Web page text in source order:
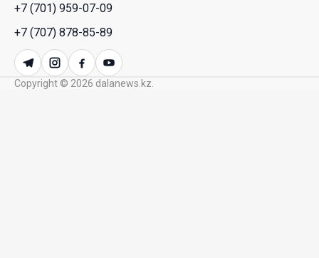
Казахстан сохраняет лидерство в Центральной
Азии по устойчивости инвестиционного рынка
23 Июл. 2026 15:39
+7 (701) 959-07-09
+7 (707) 878-85-89
Copyright © 2026 dalanews.kz.